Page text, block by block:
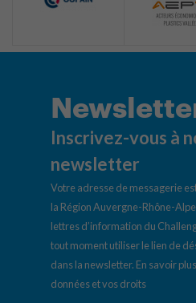
Inscrivez-vous à
newsletter
Votre adresse de messagerie
la Région Auvergne-Rhône-
lettres d’information du
tout moment utiliser le lien de
dans la newsletter. En savoir
données et vos droits